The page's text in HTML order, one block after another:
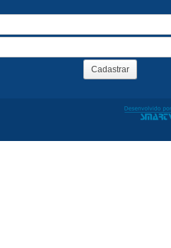
Cadastrar